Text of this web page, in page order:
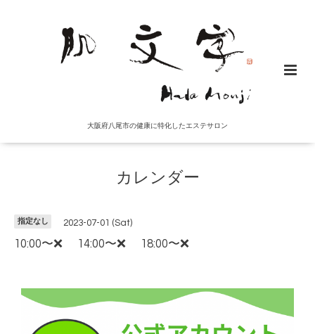
大阪府八尾市の健康に特化したエステサロン
カレンダー
指定なし 2023-07-01 (Sat)
10:00〜❌ 14:00〜❌ 18:00〜❌